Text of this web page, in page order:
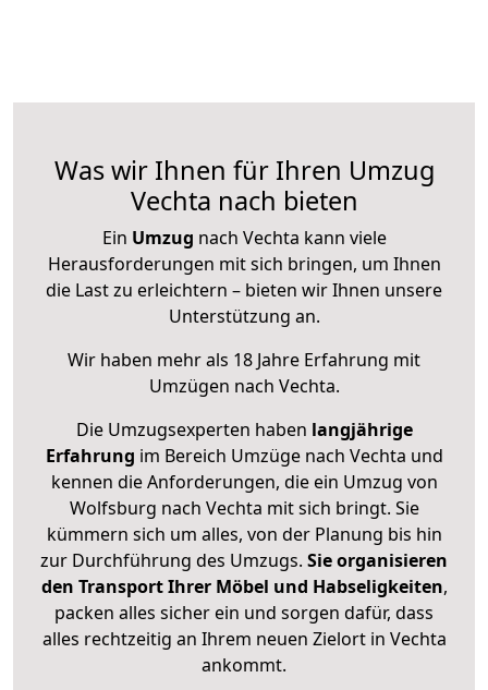
Was wir Ihnen für Ihren Umzug
Vechta nach bieten
Ein Umzug nach Vechta kann viele
Herausforderungen mit sich bringen, um Ihnen
die Last zu erleichtern – bieten wir Ihnen unsere
Unterstützung an.
Wir haben mehr als 18 Jahre Erfahrung mit
Umzügen nach Vechta.
Die Umzugsexperten haben langjährige
Erfahrung im Bereich Umzüge nach Vechta und
kennen die Anforderungen, die ein Umzug von
Wolfsburg nach Vechta mit sich bringt. Sie
kümmern sich um alles, von der Planung bis hin
zur Durchführung des Umzugs. Sie organisieren
den Transport Ihrer Möbel und Habseligkeiten,
packen alles sicher ein und sorgen dafür, dass
alles rechtzeitig an Ihrem neuen Zielort in Vechta
ankommt.